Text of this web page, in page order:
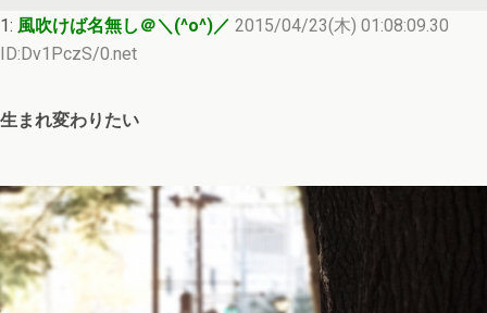
1: 風吹けば名無し＠＼(^o^)／ 2015/04/23(木) 01:08:09.30
ID:Dv1PczS/0.net
生まれ変わりたい